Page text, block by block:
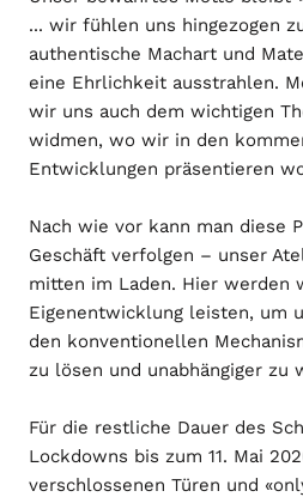
... wir fühlen uns hingezogen
authentische Machart und
eine Ehrlichkeit ausstrahlen.
wir uns auch dem wichtigen
widmen, wo wir in den
Entwicklungen präsentieren
Nach wie vor kann man diese
Geschäft verfolgen – unser
mitten im Laden. Hier werden
Eigenentwicklung leisten, um
den konventionellen
zu lösen und unabhängiger zu
Für die restliche Dauer des
Lockdowns bis zum 11. Mai
verschlossenen Türen und